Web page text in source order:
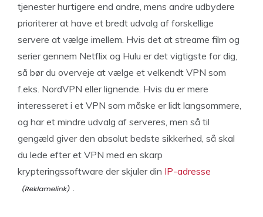
tjenester hurtigere end andre, mens andre udbydere
prioriterer at have et bredt udvalg af forskellige
servere at vælge imellem. Hvis det at streame film og
serier gennem Netflix og Hulu er det vigtigste for dig,
så bør du overveje at vælge et velkendt VPN som
f.eks. NordVPN eller lignende. Hvis du er mere
interesseret i et VPN som måske er lidt langsommere,
og har et mindre udvalg af serveres, men så til
gengæld giver den absolut bedste sikkerhed, så skal
du lede efter et VPN med en skarp
krypteringssoftware der skjuler din IP-adresse
.